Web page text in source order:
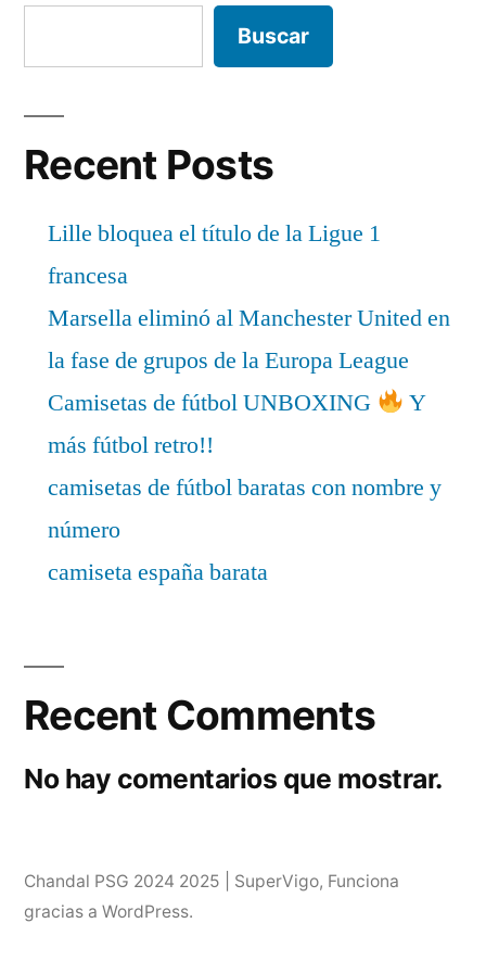
Buscar
Recent Posts
Lille bloquea el título de la Ligue 1
francesa
Marsella eliminó al Manchester United en
la fase de grupos de la Europa League
Camisetas de fútbol UNBOXING
Y
más fútbol retro!!
camisetas de fútbol baratas con nombre y
número
camiseta españa barata
Recent Comments
No hay comentarios que mostrar.
Chandal PSG 2024 2025 | SuperVigo, Funciona
gracias a WordPress.